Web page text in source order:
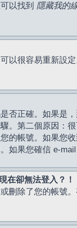
以找到 隱藏我的
以很容易重新設
否正確。如果是
。第二個原因：
的帳號。如果您
如果您確信 e-
在卻無法登入？！
刪除了您的帳號